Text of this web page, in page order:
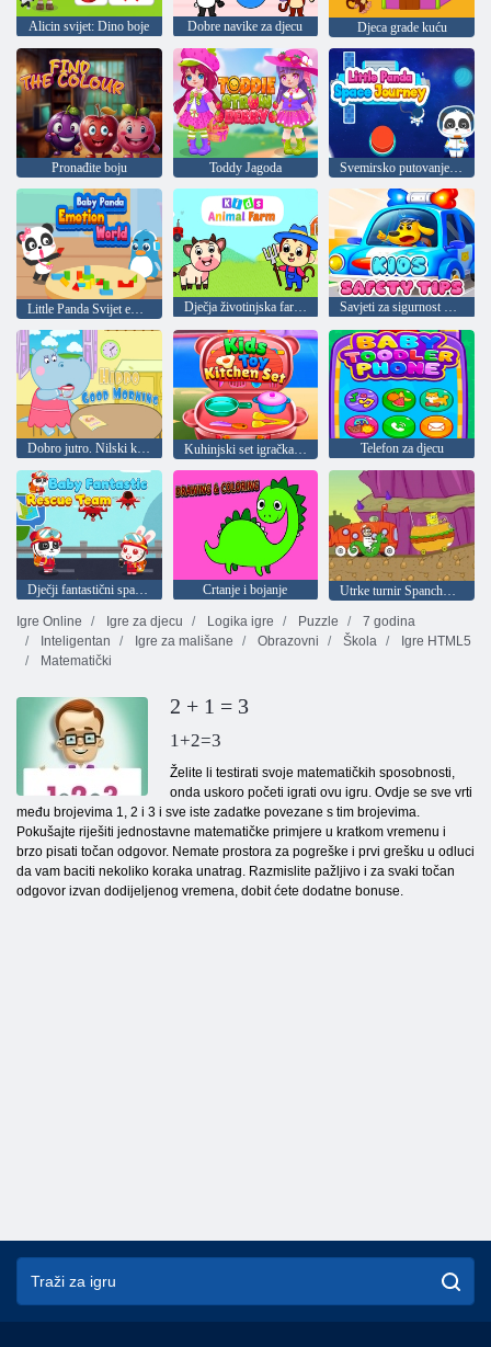
Alicin svijet: Dino boje Dobre navike za djecu Djeca grade kuću
Pronađite boju Toddy Jagoda Svemirsko putovanje male pande
Dječja životinjska farma Savjeti za sigurnost djece
Dobro jutro. Nilski konj Kuhinjski set igračka za djecu Telefon za djecu
Dječji fantastični spasilački tim Crtanje i bojanje
Utrke turnir SpanchBob
Igre Online
Igre za djecu Logika igre Puzzle
7 godina
Inteligentan
Igre za mališane Obrazovni Škola
Igre HTML5
Matematički
2 + 1 = 3
1+2=3
Želite li testirati svoje matematičkih sposobnosti,
onda uskoro početi igrati ovu igru. Ovdje se sve vrti
među brojevima 1, 2 i 3 i sve iste zadatke povezane s tim brojevima.
Pokušajte riješiti jednostavne matematičke primjere u kratkom vremenu i
brzo pisati točan odgovor. Nemate prostora za pogreške i prvi grešku u odluci
da vam baciti nekoliko koraka unatrag. Razmislite pažljivo i za svaki točan
odgovor izvan dodijeljenog vremena, dobit ćete dodatne bonuse.